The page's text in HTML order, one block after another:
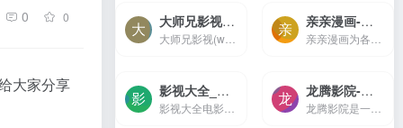
0 0
大家分享
大师兄影视-2023年最新高清热播电影-好看的电影电视剧、免费在线观看-大师兄影视(www.dsxysproo.com)是一个免费在线影院，为广大影迷提供提供无广告无弹窗无删减高最新热播高清电影、电视剧，热门韩剧，欧美大片在线观看，每天更新好看的电影电视剧，尽在大师兄影视 亲亲漫画-最新热门国漫/日漫/韩漫大全,好看漫画免费阅读
影视大全_电影电视剧免费在线观看_免费电影电视剧网-影视大全电影网(www.daquanys.com)提供免费电影在线观看,免费电视剧在线观看,最新电影电视剧在线观看,免费电影电视剧网站,电影天堂,88影视网,西瓜影视,高清电影在线观看电影电视剧网站,在线电影院。 龙腾影院-免费电影网,手机影院,高清影视大全-龙腾影院是一个免费看vip电影电视剧的网站，拥有海量、优质、高清电影和好看的电视剧，搞笑综艺及新番动漫，无须会员即可无广告观看全网影视作品，看电影来龙腾影院准没错。